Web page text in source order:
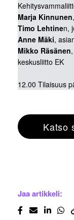
Marja Kinnunen
Timo Lehtinen,
Anne Mäki,
Mikko Räsänen
keskusliitto EK
12.00 Tilaisuus
Katso
Jaa artikkeli: